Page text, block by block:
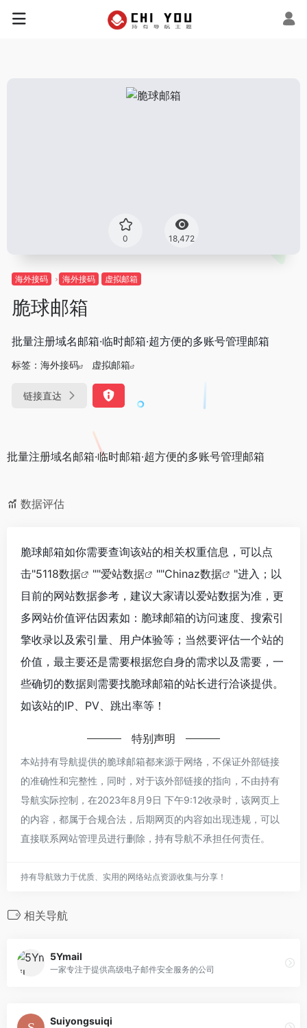
0 18,472
海外接码 海外接码 虚拟邮箱
脆球邮箱
批量注册域名邮箱·临时邮箱·超方便的多账号管理邮箱
标签： 海外接码 虚拟邮箱
链接直达
批量注册域名邮箱·临时邮箱·超方便的多账号管理邮箱
数据评估
脆球邮箱如你需要查询该站的相关权重信息，可以点
击"5118数据 ""爱站数据 ""Chinaz数据
"进入；以
目前的网站数据参考，建议大家请以爱站数据为准，更
多网站价值评估因素如：脆球邮箱的访问速度、搜索引
擎收录以及索引量、用户体验等；当然要评估一个站的
价值，最主要还是需要根据您自身的需求以及需要，一
些确切的数据则需要找脆球邮箱的站长进行洽谈提供。
如该站的IP、PV、跳出率等！
特别声明
本站持有导航提供的脆球邮箱都来源于网络，不保证外部链接
的准确性和完整性，同时，对于该外部链接的指向，不由持有
导航实际控制，在2023年8月9日 下午9:12收录时，该网页上
的内容，都属于合规合法，后期网页的内容如出现违规，可以
直接联系网站管理员进行删除，持有导航不承担任何责任。
持有导航致力于优质、实用的网络站点资源收集与分享！
相关导航
5Ymail
一家专注于提供高级电子邮件安全服务的公司
Suiyongsuiqi